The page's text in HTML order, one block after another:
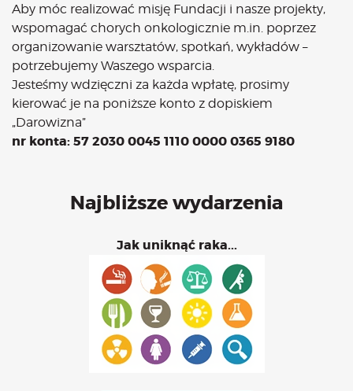
Aby móc realizować misję Fundacji i nasze projekty,
wspomagać chorych onkologicznie m.in. poprzez
organizowanie warsztatów, spotkań, wykładów –
potrzebujemy Waszego wsparcia.
Jesteśmy wdzięczni za każda wpłatę, prosimy
kierować je na poniższe konto z dopiskiem
„Darowizna”
nr konta: 57 2030 0045 1110 0000 0365 9180
Najbliższe wydarzenia
Jak uniknąć raka...